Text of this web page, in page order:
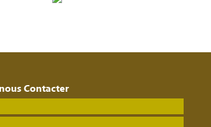
Contacter